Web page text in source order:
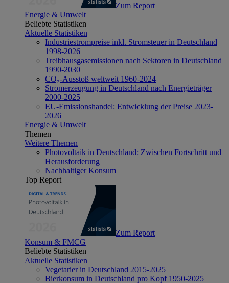
Zum Report
Energie & Umwelt
Beliebte Statistiken
Aktuelle Statistiken
Industriestrompreise inkl. Stromsteuer in Deutschland
1998-2026
Treibhausgasemissionen nach Sektoren in Deutschland
1990-2030
CO₂-Ausstoß weltweit 1960-2024
Stromerzeugung in Deutschland nach Energieträger
2000-2025
EU-Emissionshandel: Entwicklung der Preise 2023-
2026
Energie & Umwelt
Themen
Weitere Themen
Photovoltaik in Deutschland: Zwischen Fortschritt und
Herausforderung
Nachhaltiger Konsum
Top Report
Zum Report
Konsum & FMCG
Beliebte Statistiken
Aktuelle Statistiken
Vegetarier in Deutschland 2015-2025
Bierkonsum in Deutschland pro Kopf 1950-2025